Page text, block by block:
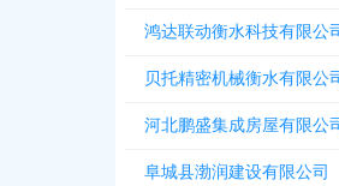
鸿达联动衡水科技有限公
贝托精密机械衡水有限公
河北鹏盛集成房屋有限公
阜城县渤润建设有限公司